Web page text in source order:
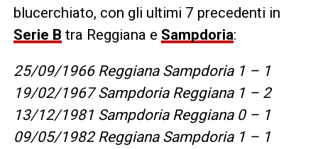
blucerchiato, con gli ultimi 7 precedenti in
Serie B tra Reggiana e Sampdoria:
25/09/1966 Reggiana Sampdoria 1 – 1
19/02/1967 Sampdoria Reggiana 1 – 2
13/12/1981 Sampdoria Reggiana 0 – 1
09/05/1982 Reggiana Sampdoria 1 – 1